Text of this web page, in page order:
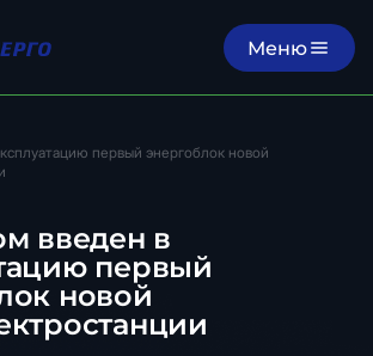
Меню
первый энергоблок новой
введен в
первый
новой